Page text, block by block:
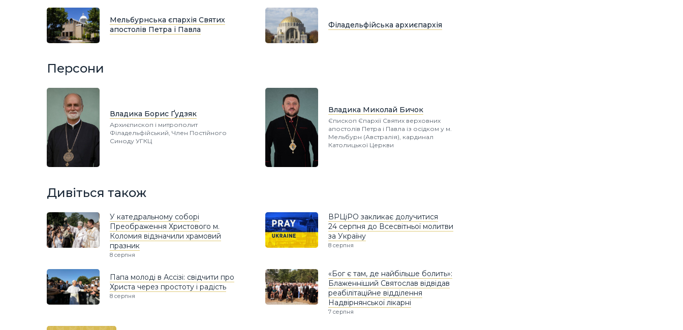
Мельбурнська єпархія Святих
апостолів Петра і Павла
Філадельфійська архиєпархія
Персони
Владика Борис Ґудзяк
Архиєпископ і митрополит
Філадельфійський, Член Постійного
Синоду УГКЦ
Владика Миколай Бичок
Єпископ Єпархії Святих верховних
апостолів Петра і Павла із осідком у м.
Мельбурн (Австралія), кардинал
Католицької Церкви
Дивіться також
У катедральному соборі
Преображення Христового м.
Коломия відзначили храмовий
празник
8 серпня
ВРЦіРО закликає долучитися
24 серпня до Всесвітньої молитви
за Україну
8 серпня
Папа молоді в Ассізі: свідчити про
Христа через простоту і радість
8 серпня
«Бог є там, де найбільше болить»:
Блаженніший Святослав відвідав
реабілітаційне відділення
Надвірнянської лікарні
7 серпня